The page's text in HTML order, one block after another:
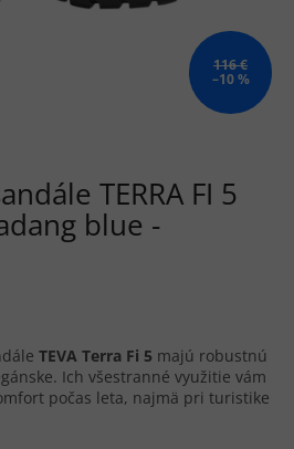
116 €
–10 %
TERRA FI 5
blue -
TEVA Terra Fi 5 majú robustnú
Ich všestranné využitie vám
počas leta, najmä pri turistike